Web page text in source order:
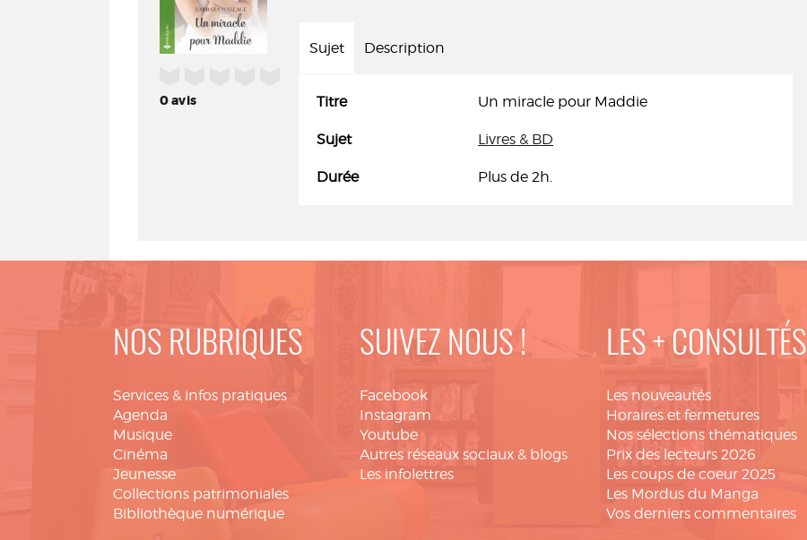
0avis
Sujet Description
Titre Un miracle pour Maddie
Sujet Livres & BD
Durée Plus de 2h.
NOS RUBRIQUES
Services & infos pratiques
Agenda
Musique
Cinéma
Jeunesse
Collections patrimoniales
Bibliothèque numérique
SUIVEZ NOUS !
Facebook
Instagram
Youtube
Autres réseaux sociaux & blogs
Les infolettres
LES + CONSULTÉS
Les nouveautés
Horaires et fermetures
Nos sélections thématiques
Prix des lecteurs 2026
Les coups de coeur 2025
Les Mordus du Manga
Vos derniers commentaires